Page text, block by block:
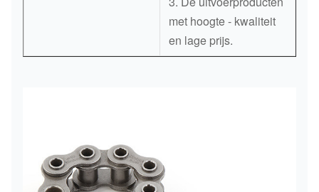
met hoogte - kwaliteit
en lage prijs.